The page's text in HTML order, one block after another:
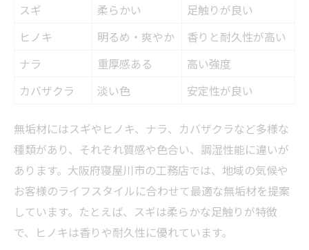
工務店が実践する自然素材の活用事例一覧
無垢材で実現する四季快適な家づくり
省エネと断熱性を高める設計ポイント
自然素材住宅のメンテナンス方法
工務店と相談する理想の空間づくり
寝屋川市で無垢材の家を建てるメリットとは
寝屋川市で工務店が建てる家の特徴一覧
地域の気候に適した無垢材住宅の選び方
地元密着の工務店が安心される理由
スギ
柔らかい
足触りが良い
ヒノキ
明るめ・爽やか
香りと耐久性が高い
ナラ
重厚感ある
高い強度
カバザクラ
淡い色 安定性が良い
無垢材にはスギやヒノキ、ナラ、カバザクラなど多様な
種類があり、それぞれ質感や色合い、調湿性能に違いが
あります。大阪府寝屋川市の工務店では、地域の気候や
お客様のライフスタイルに合わせて最適な無垢材を提案
しています。たとえば、スギは柔らかな足触りが特徴
で、ヒノキは香りや耐久性に優れています。